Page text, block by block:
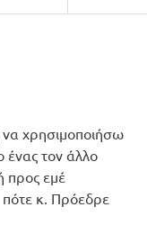
χρησιμοποιήσω
ένας τον άλλο
προς εμέ
κ. Πρόεδρε